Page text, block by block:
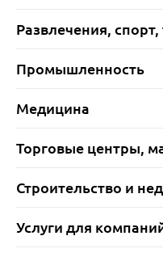
Развлечения,
Промышленность
Медицина
Торговые центры,
Строительство и
Услуги для